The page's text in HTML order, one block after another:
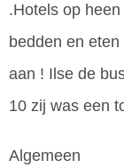
.Hotels op
bedden en
aan ! Ilse de
10 zij was een
Algemeen